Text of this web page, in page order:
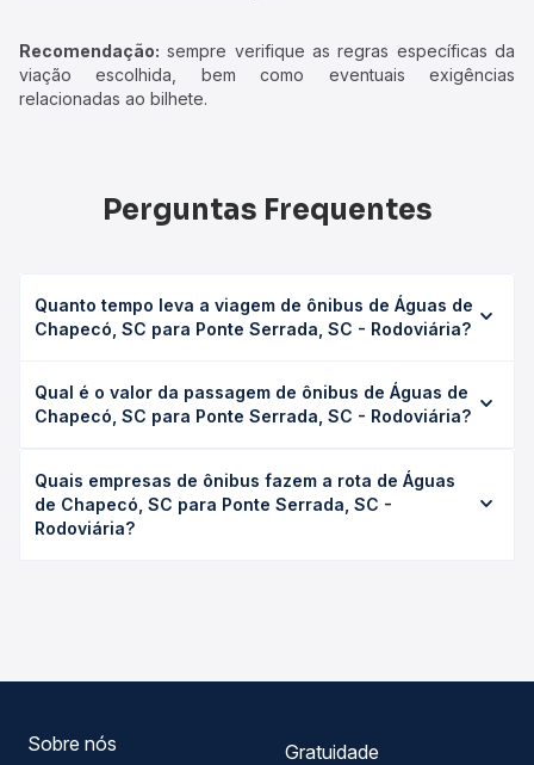
Recomendação: sempre verifique as regras específicas da
viação escolhida, bem como eventuais exigências
relacionadas ao bilhete.
Perguntas Frequentes
Quanto tempo leva a viagem de ônibus de Águas de
Chapecó, SC para Ponte Serrada, SC - Rodoviária?
Serrada, SC - Rodoviária leva em média 3h 40min,
podendo variar conforme a viação, o tipo de serviço
tráfego. Na Quero Passagem você consulta os horários
disponíveis e vê a duração exata de cada opção na data
desejada.
Qual é o valor da passagem de ônibus de Águas de
Chapecó, SC para Ponte Serrada, SC - Rodoviária?
SC para Ponte Serrada, SC - Rodoviária custa em média
R$ 61,42 e varia conforme a data da viagem, a empresa, o
tipo de poltrona e a antecedência da compra. Na Quero
Quais empresas de ônibus fazem a rota de Águas
de Chapecó, SC para Ponte Serrada, SC -
Rodoviária?
Sobre nós
Gratuidade